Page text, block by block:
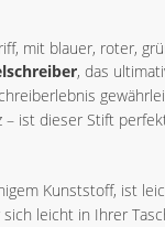
mit blauer, roter,
, das
ist dieser Stift
Kunststoff, ist
leicht in Ihrer